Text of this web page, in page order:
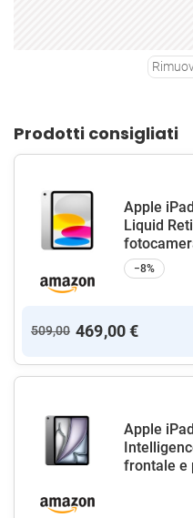
Prodotti consigliati
Apple
Liquid
−8%
509,00 469,00 €
Apple
frontale e